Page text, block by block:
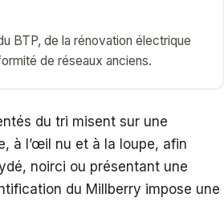
BTP, de la rénovation électrique
de réseaux anciens.
du tri misent sur une
à l’œil nu et à la loupe, afin
noirci ou présentant une
du Millberry impose une